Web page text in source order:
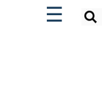
☰
×
×